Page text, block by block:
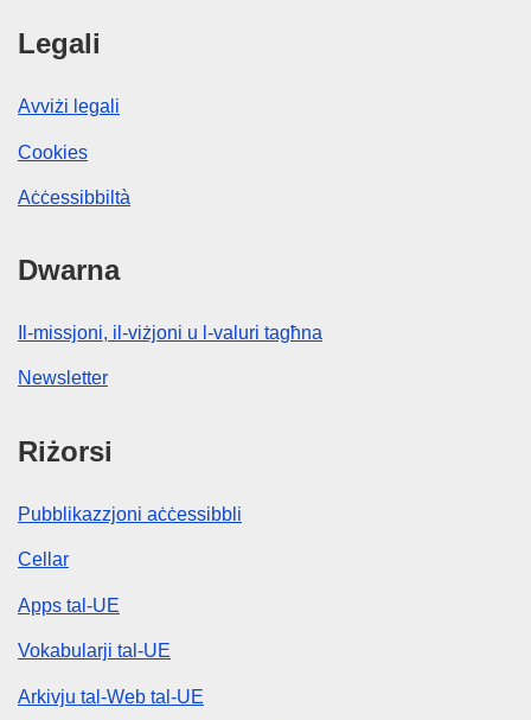
Legali
Avviżi legali
Cookies
Aċċessibbiltà
Dwarna
Il-missjoni, il-viżjoni u l-valuri tagħna
Newsletter
Riżorsi
Pubblikazzjoni aċċessibbli
Cellar
Apps tal-UE
Vokabularji tal-UE
Arkivju tal-Web tal-UE